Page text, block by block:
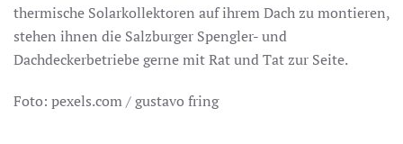
thermische Solarkollektoren auf ihrem Dach zu montieren,
stehen ihnen die Salzburger Spengler- und
Dachdeckerbetriebe gerne mit Rat und Tat zur Seite.
Foto: pexels.com / gustavo fring